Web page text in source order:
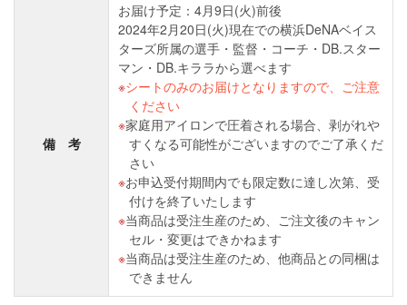
備 考
お届け予定：4月9日(火)前後
2024年2月20日(火)現在での横浜DeNAベイス
ターズ所属の選手・監督・コーチ・DB.スター
マン・DB.キララから選べます
シートのみのお届けとなりますので、ご注意
ください
家庭用アイロンで圧着される場合、剥がれや
すくなる可能性がございますのでご了承くだ
さい
お申込受付期間内でも限定数に達し次第、受
付けを終了いたします
当商品は受注生産のため、ご注文後のキャン
セル・変更はできかねます
当商品は受注生産のため、他商品との同梱は
できません